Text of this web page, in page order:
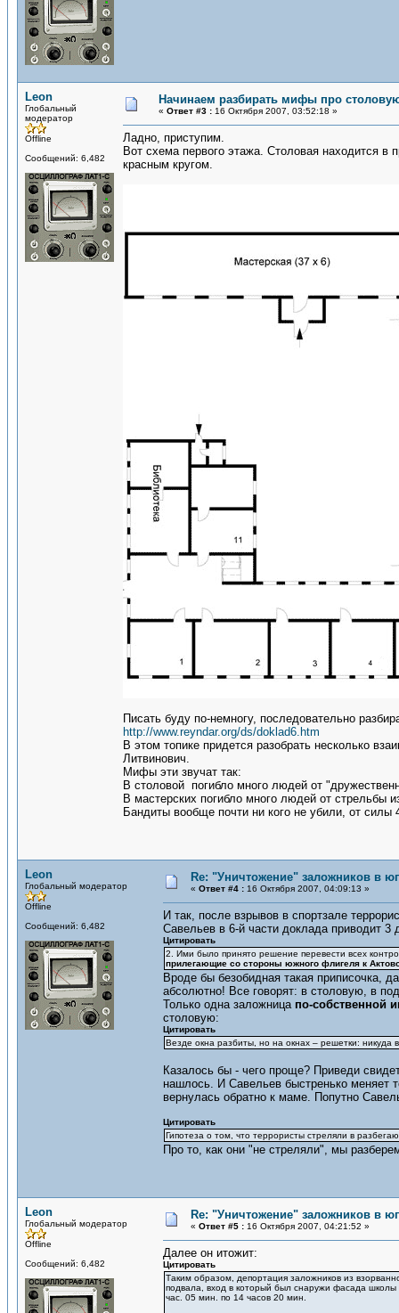
Leon
Глобальный
модератор
Offline
Сообщений: 6,482
Начинаем разбирать мифы про
« Ответ #3 : 16 Октября 2007, 03:52:18 »
Ладно, приступим.
Вот схема первого этажа. Столовая находится
красным кругом.
Писать буду по-немногу, последовательно
http://www.reyndar.org/ds/doklad6.htm
В этом топике придется разобрать несколько
Литвинович.
Мифы эти звучат так:
В столовой погибло много людей от
В мастерских погибло много людей от стрельбы
Бандиты вообще почти ни кого не убили, от
Leon
Глобальный модератор
Offline
Сообщений: 6,482
Re: "Уничтожение" заложников в
« Ответ #4 : 16 Октября 2007, 04:09:13 »
И так, после взрывов в спортзале
Савельев в 6-й части доклада приводит 3
Цитировать
2. Ими было принято решение перевести всех
прилегающие со стороны южного флигеля к
Вроде бы безобидная такая приписочка,
абсолютно! Все говорят: в столовую, в
Только одна заложница по-собственной
столовую:
Цитировать
Везде окна разбиты, но на окнах – решетки:
Казалось бы - чего проще? Приведи
нашлось. И Савельев быстренько меняет
вернулась обратно к маме. Попутно
Цитировать
Гипотеза о том, что террористы стреляли в
Про то, как они "не стреляли", мы
Leon
Глобальный модератор
Offline
Сообщений: 6,482
Re: "Уничтожение" заложников в
« Ответ #5 : 16 Октября 2007, 04:21:52 »
Далее он итожит:
Цитировать
Таким образом, депортация заложников из
подвала, вход в который был снаружи фасада школы
час. 05 мин. по 14 часов 20 мин.